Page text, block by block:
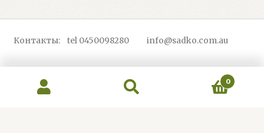
Контакты: tel 0450098280 info@sadko.com.au
Искать:
0